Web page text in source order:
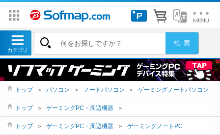
トップ ＞ パソコン ＞ ノートパソコン ＞ ゲーミングノートパソコン
トップ ＞ ゲーミングPC・周辺機器 ＞
トップ ＞ ゲーミングPC・周辺機器 ＞ ゲーミングノートPC